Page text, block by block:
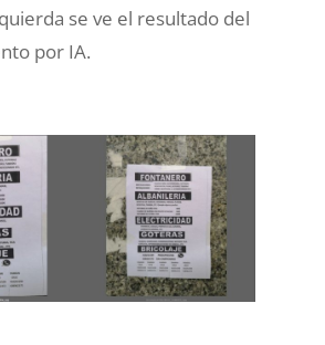
se ve el resultado del
por IA.